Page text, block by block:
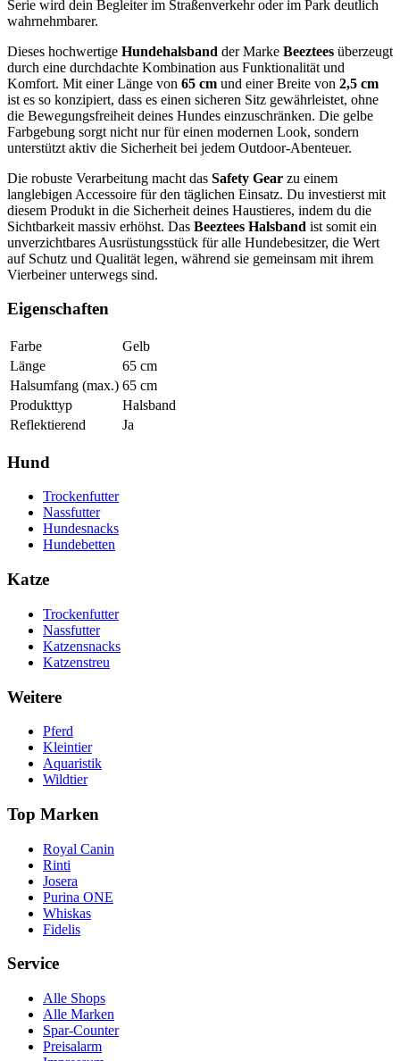
Serie wird dein Begleiter im Straßenverkehr oder im Park deutlich
wahrnehmbarer.
Dieses hochwertige Hundehalsband der Marke Beeztees überzeugt
durch eine durchdachte Kombination aus Funktionalität und
Komfort. Mit einer Länge von 65 cm und einer Breite von 2,5 cm
ist es so konzipiert, dass es einen sicheren Sitz gewährleistet, ohne
die Bewegungsfreiheit deines Hundes einzuschränken. Die gelbe
Farbgebung sorgt nicht nur für einen modernen Look, sondern
unterstützt aktiv die Sicherheit bei jedem Outdoor-Abenteuer.
Die robuste Verarbeitung macht das Safety Gear zu einem
langlebigen Accessoire für den täglichen Einsatz. Du investierst mit
diesem Produkt in die Sicherheit deines Haustieres, indem du die
Sichtbarkeit massiv erhöhst. Das Beeztees Halsband ist somit ein
unverzichtbares Ausrüstungsstück für alle Hundebesitzer, die Wert
auf Schutz und Qualität legen, während sie gemeinsam mit ihrem
Vierbeiner unterwegs sind.
Eigenschaften
Farbe
Gelb
Länge
65 cm
Halsumfang (max.) 65 cm
Produkttyp
Halsband
Reflektierend
Ja
Hund
Trockenfutter
Nassfutter
Hundesnacks
Hundebetten
Katze
Trockenfutter
Nassfutter
Katzensnacks
Katzenstreu
Weitere
Pferd
Kleintier
Aquaristik
Wildtier
Top Marken
Royal Canin
Rinti
Josera
Purina ONE
Whiskas
Fidelis
Service
Alle Shops
Alle Marken
Spar-Counter
Preisalarm